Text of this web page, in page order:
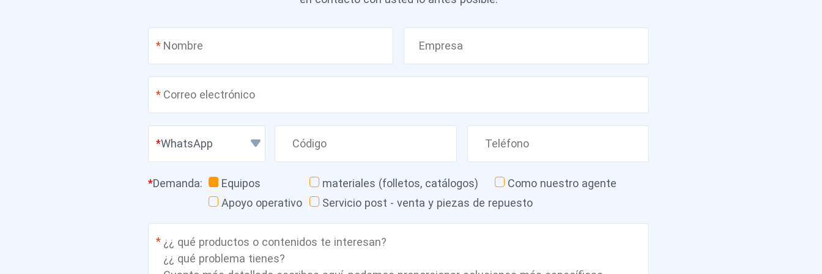
*
*
WhatsApp
*Demanda: Equipos materiales (folletos, catálogos)
Como nuestro agente
Apoyo operativo
Servicio post - venta y piezas de repuesto
*